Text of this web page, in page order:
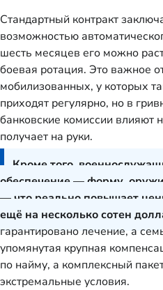
Стандартный контракт
возможностью
шесть месяцев его можно
боевая ротация. Это важное
мобилизованных, у которых
приходят регулярно, но в
банковские комиссии влияют
получает на руки.
Кроме того,
обеспечение — форму,
— что реально повышает
ещё на несколько сотен
гарантировано лечение, а
упомянутая крупная
по найму, а комплексный
экстремальные условия.